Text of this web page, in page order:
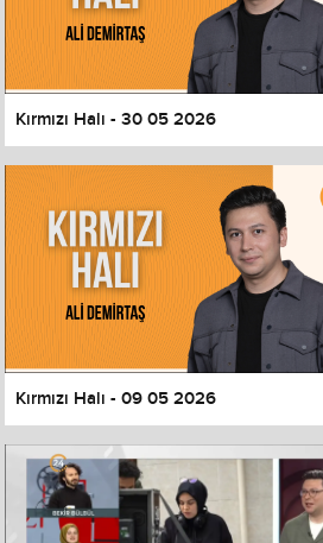
Kırmızı Halı - 30 05 2026
Kırmızı Halı - 09 05 2026